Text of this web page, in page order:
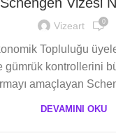
Vizeart 0
Topluluğu
gümrük kontrollerini
amaçlayan
DEVAMINI OKU